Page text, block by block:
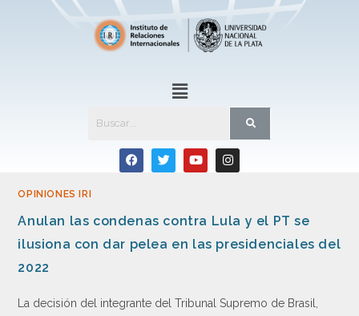
OPINIONES IRI
Anulan las condenas contra Lula y el PT se
ilusiona con dar pelea en las presidenciales del
2022
La decisión del integrante del Tribunal Supremo de Brasil,